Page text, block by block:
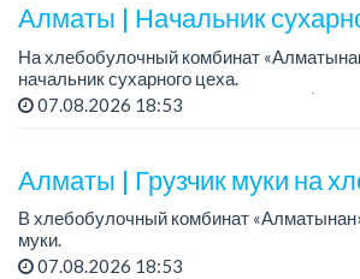
Алматы | Начальник
На хлебобулочный комбинат
начальник сухарного цеха.
Зарплата: от 300 000 тенге на руки
Требования: оп...
07.08.2026 18:53
Алматы | Грузчик муки на
В хлебобулочный комбинат
муки.
График работы: 5/2, с 09.00 до 18.00.
07.08.2026 18:53